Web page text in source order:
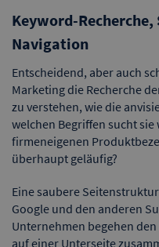
Keyword-
Navigation
Entscheidend, aber auch
Marketing die Recherche
zu verstehen, wie die
welchen Begriffen sucht
firmeneigenen
überhaupt geläufig?
Eine saubere
Google und den anderen
Unternehmen begehen
auf einer Unterseite